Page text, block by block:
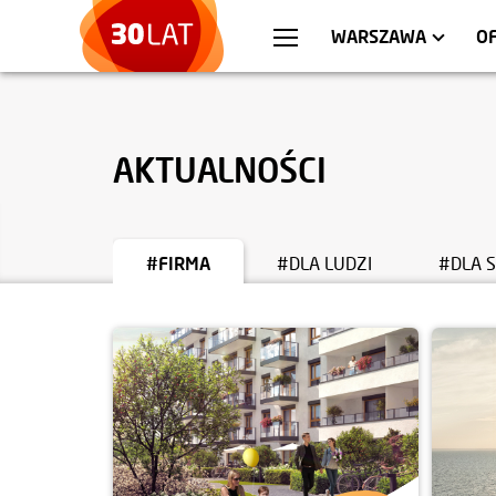
WARSZAWA
WROCŁAW
MIESZKANIA
AKTUALNOŚCI
#FIRMA #DLA LUDZI #DLA